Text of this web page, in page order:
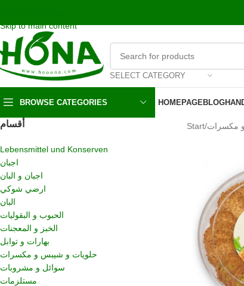
Skip to main content
SELECT CATEGORY
BROWSE CATEGORIES HOMEPAGEBLOG
أقسام
Lebensmittel und Konserven
اجبان
اجبان و البان
ارضي شوكي
البان
الحبوب و البقوليات
الخبز و المعجنات
بهارات و توابل
حلويات و شيبس و مكسرات
سوائل و مشروبات
مستلزمات
Start/مكسرات